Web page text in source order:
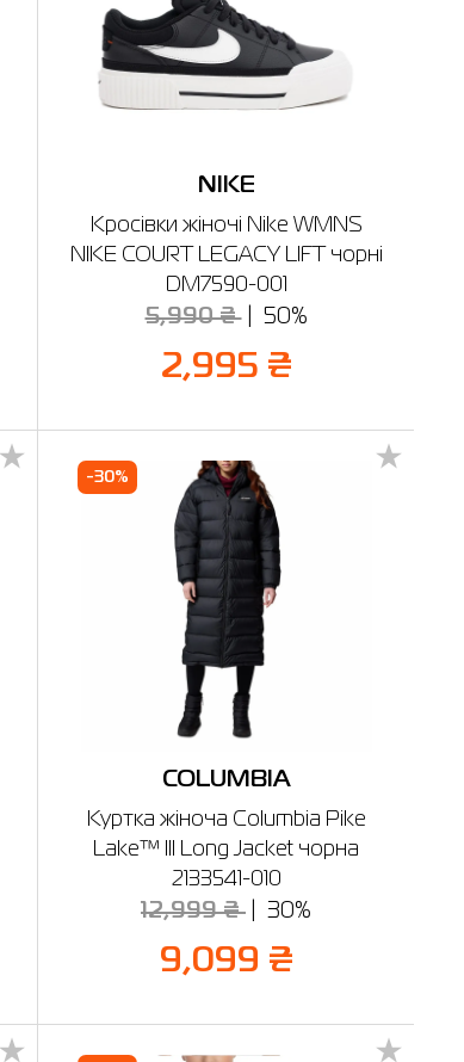
NIKE
Кросівки жіночі Nike WMNS
NIKE COURT LEGACY LIFT чорні
DM7590-001
5,990 ₴ 50%
2,995 ₴
-30%
COLUMBIA
Куртка жіноча Columbia Pike
Lake™ III Long Jacket чорна
2133541-010
12,999 ₴ 30%
9,099 ₴